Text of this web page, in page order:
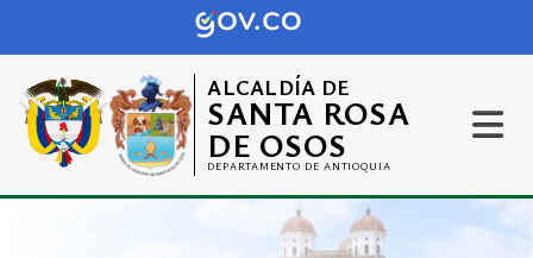
ALCALDÍA DE
SANTA ROSA
DE OSOS
DEPARTAMENTO DE ANTIOQUIA